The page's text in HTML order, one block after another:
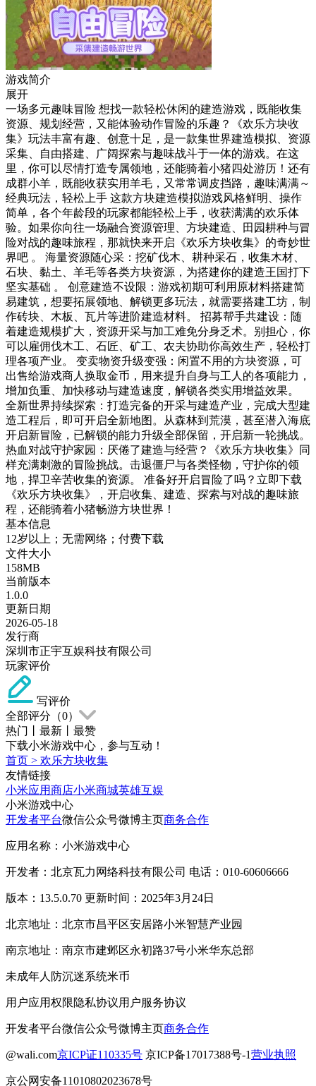
游戏简介
展开
一场多元趣味冒险 想找一款轻松休闲的建造游戏，既能收集
资源、规划经营，又能体验动作冒险的乐趣？《欢乐方块收
集》玩法丰富有趣、创意十足，是一款集世界建造模拟、资源
采集、自由搭建、广阔探索与趣味战斗于一体的游戏。在这
里，你可以尽情打造专属领地，还能骑着小猪四处游历！还有
成群小羊，既能收获实用羊毛，又常常调皮挡路，趣味满满～
经典玩法，轻松上手 这款方块建造模拟游戏风格鲜明、操作
简单，各个年龄段的玩家都能轻松上手，收获满满的欢乐体
验。如果你向往一场融合资源管理、方块建造、田园耕种与冒
险对战的趣味旅程，那就快来开启《欢乐方块收集》的奇妙世
界吧 。 海量资源随心采：挖矿伐木、耕种采石，收集木材、
石块、黏土、羊毛等各类方块资源，为搭建你的建造王国打下
坚实基础 。 创意建造不设限：游戏初期可利用原材料搭建简
易建筑，想要拓展领地、解锁更多玩法，就需要搭建工坊，制
作砖块、木板、瓦片等进阶建造材料。 招募帮手共建设：随
着建造规模扩大，资源开采与加工难免分身乏术。别担心，你
可以雇佣伐木工、石匠、矿工、农夫协助你高效生产，轻松打
理各项产业。 变卖物资升级变强：闲置不用的方块资源，可
出售给游戏商人换取金币，用来提升自身与工人的各项能力，
增加负重、加快移动与建造速度，解锁各类实用增益效果。
全新世界持续探索：打造完备的开采与建造产业，完成大型建
造工程后，即可开启全新地图。从森林到荒漠，甚至潜入海底
开启新冒险，已解锁的能力升级全部保留，开启新一轮挑战。
热血对战守护家园：厌倦了建造与经营？《欢乐方块收集》同
样充满刺激的冒险挑战。击退僵尸与各类怪物，守护你的领
地，捍卫辛苦收集的资源。 准备好开启冒险了吗？立即下载
《欢乐方块收集》，开启收集、建造、探索与对战的趣味旅
程，还能骑着小猪畅游方块世界！
基本信息
12岁以上；无需网络；付费下载
文件大小
158MB
当前版本
1.0.0
更新日期
2026-05-18
发行商
深圳市正宇互娱科技有限公司
玩家评价
写评价
全部评分（0）
热门
最新
最赞
下载小米游戏中心，参与互动！
首页 > 欢乐方块收集
友情链接
小米应用商店小米商城英雄互娱
小米游戏中心
开发者平台微信公众号微博主页商务合作
应用名称：小米游戏中心
开发者：北京瓦力网络科技有限公司 电话：010-60606666
版本：13.5.0.70 更新时间：2025年3月24日
北京地址：北京市昌平区安居路小米智慧产业园
南京地址：南京市建邺区永初路37号小米华东总部
未成年人防沉迷系统米币
用户应用权限隐私协议用户服务协议
开发者平台微信公众号微博主页商务合作
@wali.com京ICP证110335号 京ICP备17017388号-1营业执照
京公网安备11010802023678号